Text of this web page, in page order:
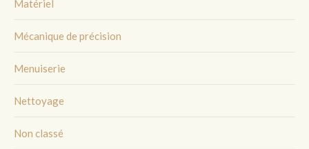
Matériel
Mécanique de précision
Menuiserie
Nettoyage
Non classé